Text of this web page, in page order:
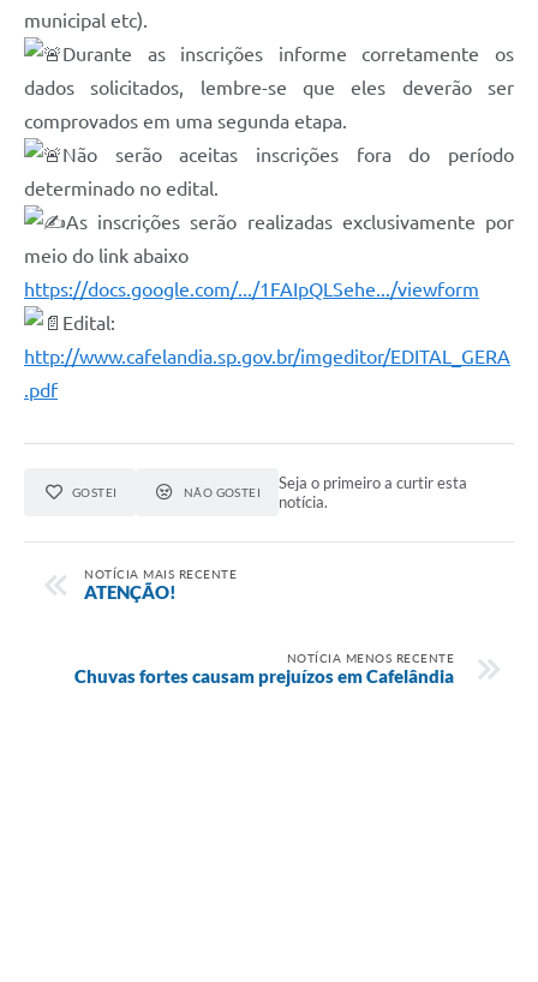
municipal etc).
Durante as inscrições informe corretamente os
dados solicitados, lembre-se que eles deverão ser
comprovados em uma segunda etapa.
Não serão aceitas inscrições fora do período
determinado no edital.
As inscrições serão realizadas exclusivamente por
meio do link abaixo
https://docs.google.com/.../1FAIpQLSehe.../viewform
Edital:
http://www.cafelandia.sp.gov.br/imgeditor/EDITAL_GERA
.pdf
GOSTEI NÃO GOSTEI
Seja o primeiro a curtir esta
notícia.
NOTÍCIA MAIS RECENTE
ATENÇÃO!
NOTÍCIA MENOS RECENTE
Chuvas fortes causam prejuízos em Cafelândia